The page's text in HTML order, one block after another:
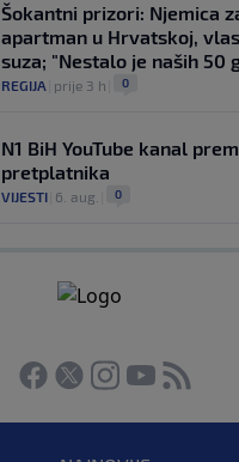
Šokantni prizori: Njemica
apartman u Hrvatskoj,
suza; "Nestalo je naših 50
REGIJA prije 3 h 0
N1 BiH YouTube kanal
pretplatnika
VIJESTI 6. aug. 0